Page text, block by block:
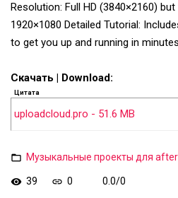
Resolution: Full HD (3840×2160)
1920×1080 Detailed Tutorial:
to get you up and running in
Скачать | Download:
Цитата
uploadcloud.pro - 51.6 MB
Музыкальные проекты для
39 0 0.0/0